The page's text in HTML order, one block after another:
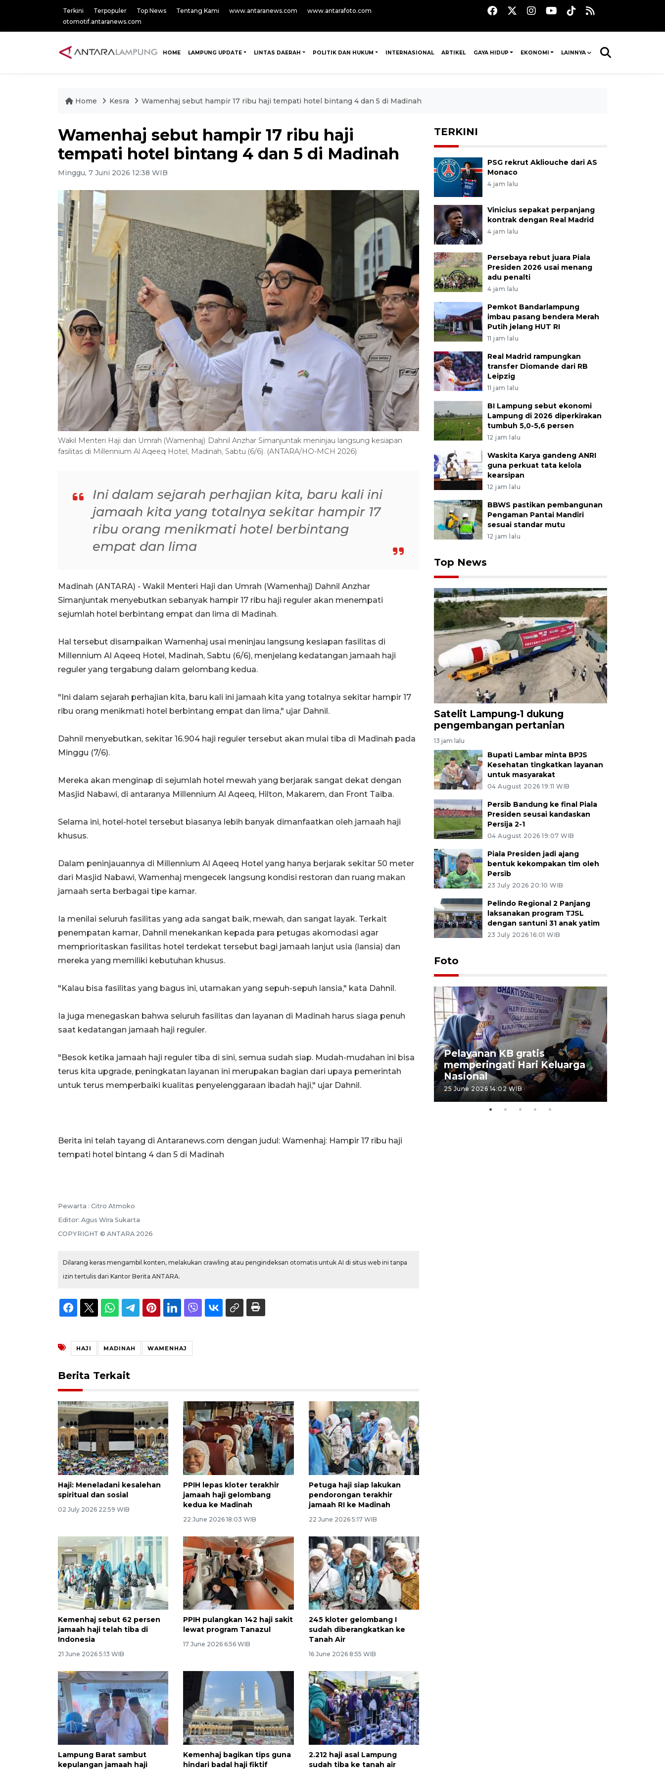
Terkini Terpopuler Top News Tentang Kami www.antaranews.com
www.antarafoto.com
otomotif.antaranews.com
HOME LAMPUNG UPDATE LINTAS DAERAH POLITIK DAN HUKUM INTERNASIONAL ARTIKEL GAYA HIDUP EKONOMI LAINNYA
Home Kesra Wamenhaj sebut hampir 17 ribu haji tempati hotel bintang 4 dan 5 di Madinah
Wamenhaj sebut hampir 17 ribu haji
tempati hotel bintang 4 dan 5 di Madinah
Minggu, 7 Juni 2026 12:38 WIB
Wakil Menteri Haji dan Umrah (Wamenhaj) Dahnil Anzhar Simanjuntak meninjau langsung kesiapan
fasilitas di Millennium Al Aqeeq Hotel, Madinah, Sabtu (6/6). (ANTARA/HO-MCH 2026)
Ini dalam sejarah perhajian kita, baru kali ini
jamaah kita yang totalnya sekitar hampir 17
ribu orang menikmati hotel berbintang
empat dan lima
Madinah (ANTARA) - Wakil Menteri Haji dan Umrah (Wamenhaj) Dahnil Anzhar
Simanjuntak menyebutkan sebanyak hampir 17 ribu haji reguler akan menempati
sejumlah hotel berbintang empat dan lima di Madinah.
Hal tersebut disampaikan Wamenhaj usai meninjau langsung kesiapan fasilitas di
Millennium Al Aqeeq Hotel, Madinah, Sabtu (6/6), menjelang kedatangan jamaah haji
reguler yang tergabung dalam gelombang kedua.
"Ini dalam sejarah perhajian kita, baru kali ini jamaah kita yang totalnya sekitar hampir 17
ribu orang menikmati hotel berbintang empat dan lima," ujar Dahnil.
Dahnil menyebutkan, sekitar 16.904 haji reguler tersebut akan mulai tiba di Madinah pada
Minggu (7/6).
Mereka akan menginap di sejumlah hotel mewah yang berjarak sangat dekat dengan
Masjid Nabawi, di antaranya Millennium Al Aqeeq, Hilton, Makarem, dan Front Taiba.
Selama ini, hotel-hotel tersebut biasanya lebih banyak dimanfaatkan oleh jamaah haji
khusus.
Dalam peninjauannya di Millennium Al Aqeeq Hotel yang hanya berjarak sekitar 50 meter
dari Masjid Nabawi, Wamenhaj mengecek langsung kondisi restoran dan ruang makan
jamaah serta berbagai tipe kamar.
Ia menilai seluruh fasilitas yang ada sangat baik, mewah, dan sangat layak. Terkait
penempatan kamar, Dahnil menekankan kepada para petugas akomodasi agar
memprioritaskan fasilitas hotel terdekat tersebut bagi jamaah lanjut usia (lansia) dan
mereka yang memiliki kebutuhan khusus.
"Kalau bisa fasilitas yang bagus ini, utamakan yang sepuh-sepuh lansia," kata Dahnil.
Ia juga menegaskan bahwa seluruh fasilitas dan layanan di Madinah harus siaga penuh
saat kedatangan jamaah haji reguler.
"Besok ketika jamaah haji reguler tiba di sini, semua sudah siap. Mudah-mudahan ini bisa
terus kita upgrade, peningkatan layanan ini merupakan bagian dari upaya pemerintah
untuk terus memperbaiki kualitas penyelenggaraan ibadah haji," ujar Dahnil.
Berita ini telah tayang di Antaranews.com dengan judul: Wamenhaj: Hampir 17 ribu haji
tempati hotel bintang 4 dan 5 di Madinah
Pewarta : Citro Atmoko
Editor: Agus Wira Sukarta
COPYRIGHT © ANTARA 2026
Dilarang keras mengambil konten, melakukan crawling atau pengindeksan otomatis untuk AI di situs web ini tanpa
izin tertulis dari Kantor Berita ANTARA.
HAJI MADINAH WAMENHAJ
Berita Terkait
Haji: Meneladani kesalehan
spiritual dan sosial
02 July 2026 22:59 WIB
PPIH lepas kloter terakhir
jamaah haji gelombang
kedua ke Madinah
22 June 2026 18:03 WIB
Petuga haji siap lakukan
pendorongan terakhir
jamaah RI ke Madinah
22 June 2026 5:17 WIB
Kemenhaj sebut 62 persen
jamaah haji telah tiba di
Indonesia
21 June 2026 5:13 WIB
PPIH pulangkan 142 haji sakit
lewat program Tanazul
17 June 2026 6:56 WIB
245 kloter gelombang I
sudah diberangkatkan ke
Tanah Air
16 June 2026 8:55 WIB
Lampung Barat sambut
kepulangan jamaah haji
Kemenhaj bagikan tips guna
hindari badal haji fiktif
2.212 haji asal Lampung
sudah tiba ke tanah air
TERKINI
PSG rekrut Akliouche dari AS
Monaco
4 jam lalu
Vinicius sepakat perpanjang
kontrak dengan Real Madrid
4 jam lalu
Persebaya rebut juara Piala
Presiden 2026 usai menang
adu penalti
4 jam lalu
Pemkot Bandarlampung
imbau pasang bendera Merah
Putih jelang HUT RI
11 jam lalu
Real Madrid rampungkan
transfer Diomande dari RB
Leipzig
11 jam lalu
BI Lampung sebut ekonomi
Lampung di 2026 diperkirakan
tumbuh 5,0-5,6 persen
12 jam lalu
Waskita Karya gandeng ANRI
guna perkuat tata kelola
kearsipan
12 jam lalu
BBWS pastikan pembangunan
Pengaman Pantai Mandiri
sesuai standar mutu
12 jam lalu
Top News
Satelit Lampung-1 dukung
pengembangan pertanian
13 jam lalu
Bupati Lambar minta BPJS
Kesehatan tingkatkan layanan
untuk masyarakat
04 August 2026 19:11 WIB
Persib Bandung ke final Piala
Presiden seusai kandaskan
Persija 2-1
04 August 2026 19:07 WIB
Piala Presiden jadi ajang
bentuk kekompakan tim oleh
Persib
23 July 2026 20:10 WIB
Pelindo Regional 2 Panjang
laksanakan program TJSL
dengan santuni 31 anak yatim
23 July 2026 16:01 WIB
Foto
Tingkat hunian hotel di
Lampung naik pada Maret
2026
12 May 2026 15:06 WIB
Pelayanan KB gratis
memperingati Hari Keluarga
Nasional
25 June 2026 14:02 WIB